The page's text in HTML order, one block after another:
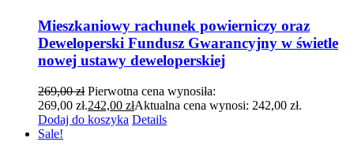
Mieszkaniowy rachunek powierniczy oraz
Deweloperski Fundusz Gwarancyjny w świetle
nowej ustawy deweloperskiej
269,00zł Pierwotna cena wynosiła:
269,00 zł.242,00 złAktualna cena wynosi: 242,00 zł.
Dodaj do koszyka Details
Sale!